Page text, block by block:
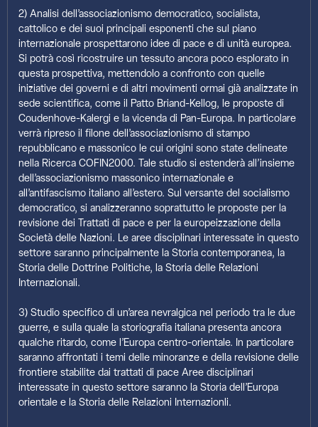
2) Analisi dell’associazionismo democratico, socialista,
cattolico e dei suoi principali esponenti che sul piano
internazionale prospettarono idee di pace e di unità europea.
Si potrà così ricostruire un tessuto ancora poco esplorato in
questa prospettiva, mettendolo a confronto con quelle
iniziative dei governi e di altri movimenti ormai già analizzate in
sede scientifica, come il Patto Briand-Kellog, le proposte di
Coudenhove-Kalergi e la vicenda di Pan-Europa. In particolare
verrà ripreso il filone dell’associazionismo di stampo
repubblicano e massonico le cui origini sono state delineate
nella Ricerca COFIN2000. Tale studio si estenderà all’insieme
dell’associazionismo massonico internazionale e
all’antifascismo italiano all’estero. Sul versante del socialismo
democratico, si analizzeranno soprattutto le proposte per la
revisione dei Trattati di pace e per la europeizzazione della
Società delle Nazioni. Le aree disciplinari interessate in questo
settore saranno principalmente la Storia contemporanea, la
Storia delle Dottrine Politiche, la Storia delle Relazioni
Internazionali.
3) Studio specifico di un’area nevralgica nel periodo tra le due
guerre, e sulla quale la storiografia italiana presenta ancora
qualche ritardo, come l’Europa centro-orientale. In particolare
saranno affrontati i temi delle minoranze e della revisione delle
frontiere stabilite dai trattati di pace Aree disciplinari
interessate in questo settore saranno la Storia dell’Europa
orientale e la Storia delle Relazioni Internazionli.